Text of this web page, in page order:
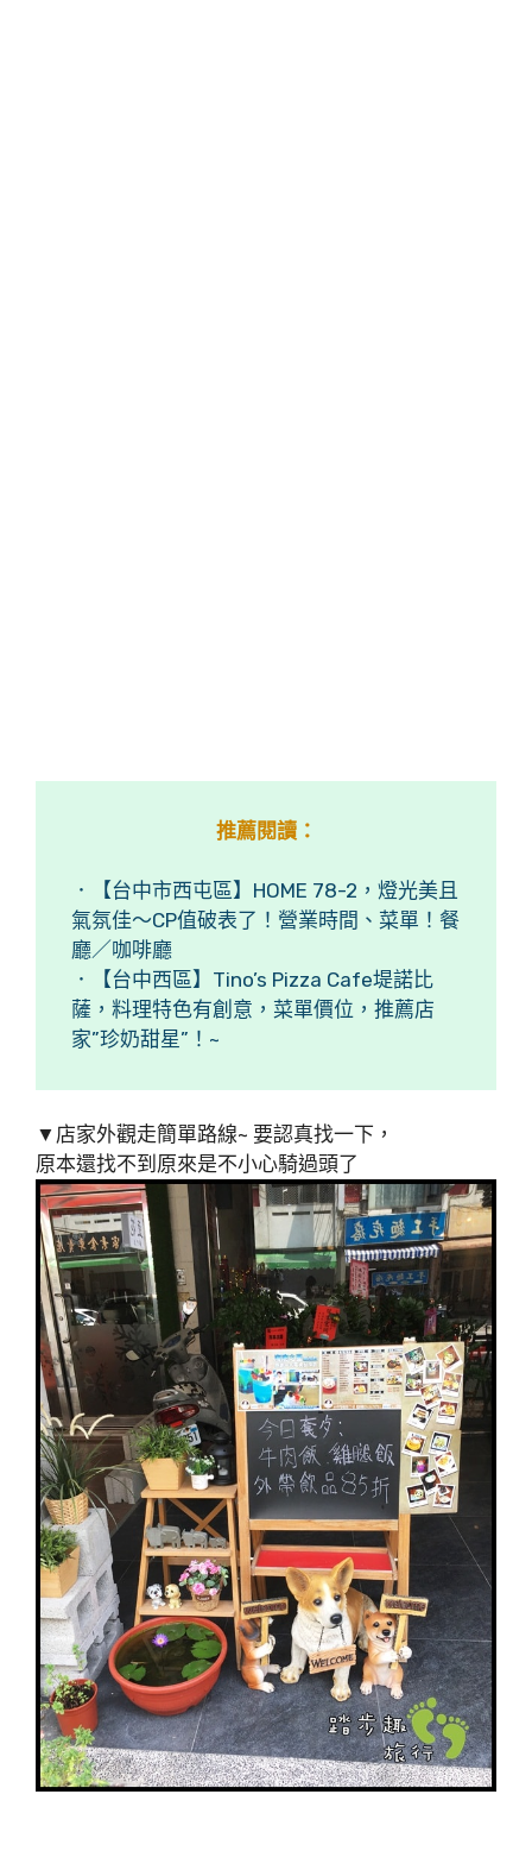
推薦閱讀：
．【台中市西屯區】HOME 78-2，燈光美且
氣氛佳～CP值破表了！營業時間、菜單！餐
廳／咖啡廳
．【台中西區】Tino’s Pizza Cafe堤諾比
薩，料理特色有創意，菜單價位，推薦店
家”珍奶甜星”！~
▼店家外觀走簡單路線~ 要認真找一下，
原本還找不到原來是不小心騎過頭了